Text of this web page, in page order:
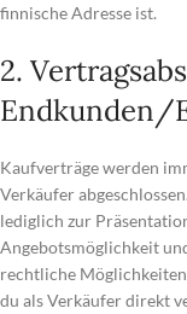
finnische Adresse ist.
2.
Endkunden/
Kaufverträge werden
Verkäufer
lediglich zur
Angebotsmöglichkeit
rechtliche
du als Verkäufer direkt